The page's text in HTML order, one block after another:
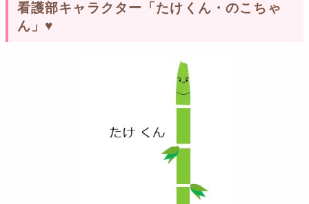
看護部キャラクター「たけくん・のこちゃ
ん」♥